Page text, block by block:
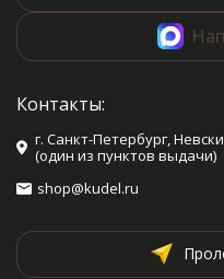
Контакты:
г. Санкт-Петербург,
(один из пунктов выдачи)
shop@kudel.ru